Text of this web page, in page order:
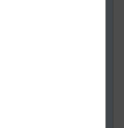
commun de
de deux
communs.
numérateur
aux élèves de